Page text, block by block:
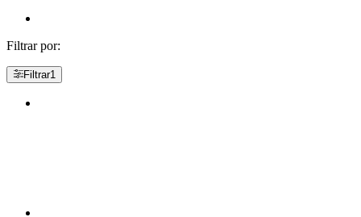
Filtrar por:
Filtrar1